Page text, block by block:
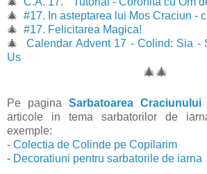
🎄 #17. In asteptarea lui Mos Craciun -
🎄 #17. Felicitarea Magica!
🎄Calendar Advent 17 - Colind: Sia -
Us
🎄🎄
Pe pagina Sarbatoarea Craciunului
articole in tema
sarbatorilor de
exemple:
- Colectia de Colinde pe Copilarim
- Decoratiuni pentru sarbatorile de iarna